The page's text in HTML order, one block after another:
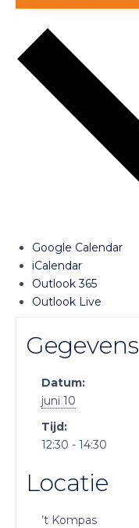
Google Calendar
iCalendar
Outlook 365
Outlook Live
Gegevens
Datum:
juni 10
Tijd:
12:30 - 14:30
Locatie
’t Kompas